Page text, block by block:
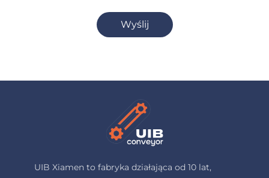
Wyślij
UIB Xiamen to fabryka działająca od 10 lat,